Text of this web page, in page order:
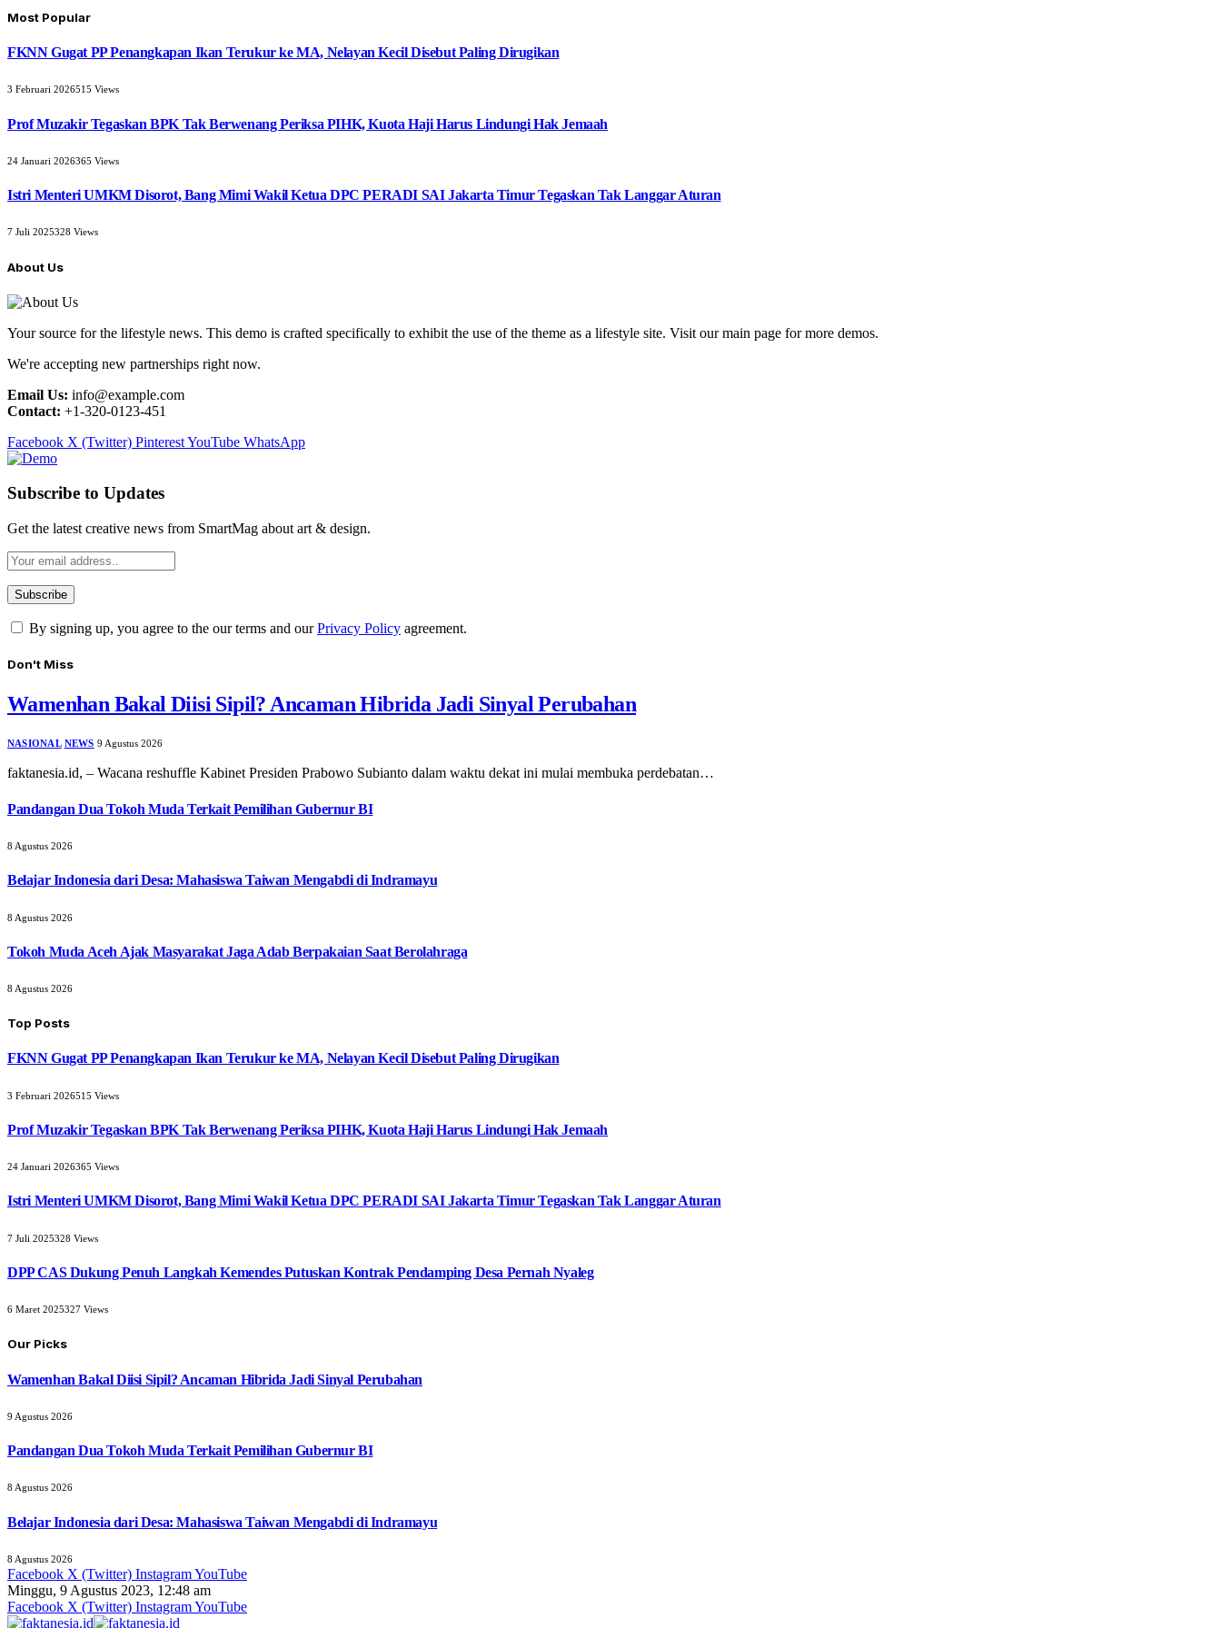
Most Popular
FKNN Gugat PP Penangkapan Ikan Terukur ke MA, Nelayan Kecil Disebut Paling Dirugikan
3 Februari 2026515 Views
Prof Muzakir Tegaskan BPK Tak Berwenang Periksa PIHK, Kuota Haji Harus Lindungi Hak Jemaah
24 Januari 2026365 Views
Istri Menteri UMKM Disorot, Bang Mimi Wakil Ketua DPC PERADI SAI Jakarta Timur Tegaskan Tak Langgar Aturan
7 Juli 2025328 Views
About Us
Your source for the lifestyle news. This demo is crafted specifically to exhibit the use of the theme as a lifestyle site. Visit our main page for more demos.
We're accepting new partnerships right now.
Email Us: info@example.com
Contact: +1-320-0123-451
Facebook X (Twitter) PinterestYouTube WhatsApp
Subscribe to Updates
Get the latest creative news from SmartMag about art & design.
By signing up, you agree to the our terms and ourPrivacy Policy agreement.
Don't Miss
Wamenhan Bakal Diisi Sipil? Ancaman Hibrida Jadi Sinyal Perubahan
NASIONAL NEWS 9 Agustus 2026
faktanesia.id, – Wacana reshuffle Kabinet Presiden Prabowo Subianto dalam waktu dekat ini mulai membuka perdebatan…
Pandangan Dua Tokoh Muda Terkait Pemilihan Gubernur BI
8 Agustus 2026
Belajar Indonesia dari Desa: Mahasiswa Taiwan Mengabdi di Indramayu
8 Agustus 2026
Tokoh Muda Aceh Ajak Masyarakat Jaga Adab Berpakaian Saat Berolahraga
8 Agustus 2026
Top Posts
FKNN Gugat PP Penangkapan Ikan Terukur ke MA, Nelayan Kecil Disebut Paling Dirugikan
3 Februari 2026515 Views
Prof Muzakir Tegaskan BPK Tak Berwenang Periksa PIHK, Kuota Haji Harus Lindungi Hak Jemaah
24 Januari 2026365 Views
Istri Menteri UMKM Disorot, Bang Mimi Wakil Ketua DPC PERADI SAI Jakarta Timur Tegaskan Tak Langgar Aturan
7 Juli 2025328 Views
DPP CAS Dukung Penuh Langkah Kemendes Putuskan Kontrak Pendamping Desa Pernah Nyaleg
6 Maret 2025327 Views
Our Picks
Wamenhan Bakal Diisi Sipil? Ancaman Hibrida Jadi Sinyal Perubahan
9 Agustus 2026
Pandangan Dua Tokoh Muda Terkait Pemilihan Gubernur BI
8 Agustus 2026
Belajar Indonesia dari Desa: Mahasiswa Taiwan Mengabdi di Indramayu
8 Agustus 2026
Facebook X (Twitter) InstagramYouTube
Minggu, 9 Agustus 2023, 12:48 am
Facebook X (Twitter) InstagramYouTube